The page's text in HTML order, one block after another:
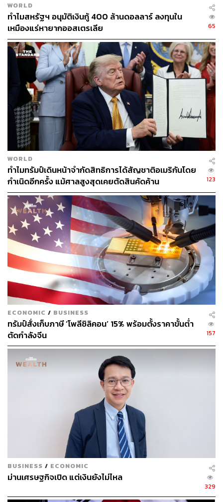
WORLD
ทำไมสหรัฐฯ อนุมัติเงินกู้ 400 ล้านดอลลาร์ ลงทุนใน
เหมืองแร่หายากออสเตรเลีย
65
WORLD
ทำไมทรัมป์เดินหน้าจำกัดสิทธิการได้สัญชาติอเมริกันโดย
กำเนิดอีกครั้ง แม้ศาลสูงสุดเคยตัดสินคัดค้าน
123
ECONOMIC / BUSINESS
ทรัมป์สั่งเก็บภาษี ‘โพลีซิลิคอน’ 15% พร้อมตั้งราคาขั้นต่ำ
ตัดกำลังจีน
157
BUSINESS / ECONOMIC
ม่านเศรษฐกิจเปิด แต่เงินยังไม่ไหล
329